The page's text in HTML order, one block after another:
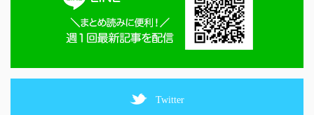
Twitter